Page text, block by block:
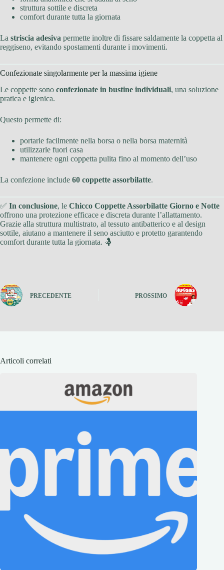
struttura sottile e discreta
comfort durante tutta la giornata
La striscia adesiva permette inoltre di fissare saldamente la coppetta al
reggiseno, evitando spostamenti durante i movimenti.
Confezionate singolarmente per la massima igiene
Le coppette sono confezionate in bustine individuali, una soluzione
pratica e igienica.
Questo permette di:
portarle facilmente nella borsa o nella borsa maternità
utilizzarle fuori casa
mantenere ogni coppetta pulita fino al momento dell’uso
La confezione include 60 coppette assorbilatte.
✅ In conclusione, le Chicco Coppette Assorbilatte Giorno e Notte
offrono una protezione efficace e discreta durante l’allattamento.
Grazie alla struttura multistrato, al tessuto antibatterico e al design
sottile, aiutano a mantenere il seno asciutto e protetto garantendo
comfort durante tutta la giornata. 🤱
PRECEDENTE PROSSIMO
Articoli correlati